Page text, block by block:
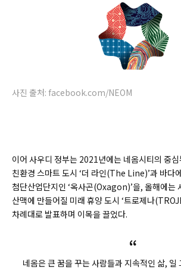
사진 출처: facebook.com/NEOM
이어 사우디 정부는 2021년에는 네옴시티의 중
친환경 스마트 도시 ‘더 라인(The Line)’과 바다
첨단산업단지인 ‘옥사곤(Oxagon)’을, 올해에는
산맥에 만들어질 미래 휴양 도시 ‘트로제나(
차례대로 발표하며 이목을 끌었다.
“
네옴은 큰 꿈을 꾸는 사람들과 지속적인 삶, 일